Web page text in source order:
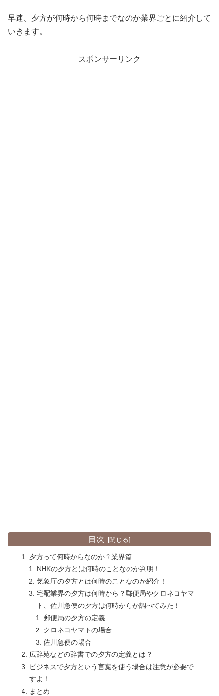
早速、夕方が何時から何時までなのか業界ごとに紹介して
いきます。
スポンサーリンク
目次
夕方って何時からなのか？業界篇
NHKの夕方とは何時のことなのか判明！
気象庁の夕方とは何時のことなのか紹介！
宅配業界の夕方は何時から？郵便局やクロネコヤマ
ト、佐川急便の夕方は何時からか調べてみた！
郵便局の夕方の定義
クロネコヤマトの場合
佐川急便の場合
広辞苑などの辞書での夕方の定義とは？
ビジネスで夕方という言葉を使う場合は注意が必要で
すよ！
まとめ